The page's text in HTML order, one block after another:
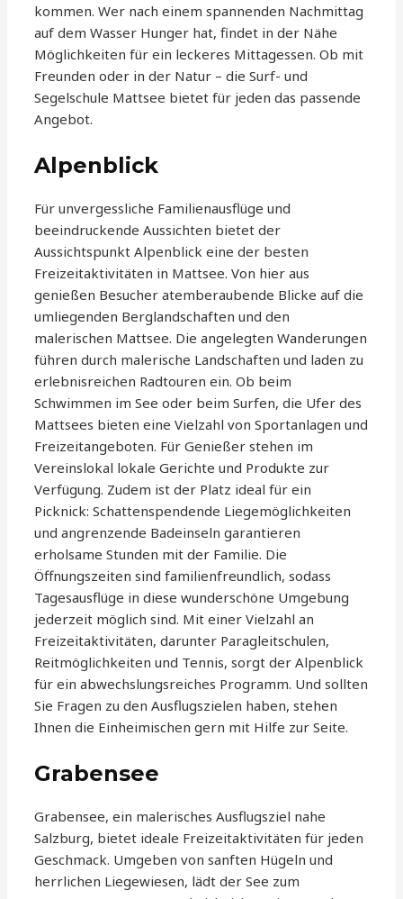
kommen. Wer nach einem spannenden Nachmittag
auf dem Wasser Hunger hat, findet in der Nähe
Möglichkeiten für ein leckeres Mittagessen. Ob mit
Freunden oder in der Natur – die Surf- und
Segelschule Mattsee bietet für jeden das passende
Angebot.
Alpenblick
Für unvergessliche Familienausflüge und
beeindruckende Aussichten bietet der
Aussichtspunkt Alpenblick eine der besten
Freizeitaktivitäten in Mattsee. Von hier aus
genießen Besucher atemberaubende Blicke auf die
umliegenden Berglandschaften und den
malerischen Mattsee. Die angelegten Wanderungen
führen durch malerische Landschaften und laden zu
erlebnisreichen Radtouren ein. Ob beim
Schwimmen im See oder beim Surfen, die Ufer des
Mattsees bieten eine Vielzahl von Sportanlagen und
Freizeitangeboten. Für Genießer stehen im
Vereinslokal lokale Gerichte und Produkte zur
Verfügung. Zudem ist der Platz ideal für ein
Picknick: Schattenspendende Liegemöglichkeiten
und angrenzende Badeinseln garantieren
erholsame Stunden mit der Familie. Die
Öffnungszeiten sind familienfreundlich, sodass
Tagesausflüge in diese wunderschöne Umgebung
jederzeit möglich sind. Mit einer Vielzahl an
Freizeitaktivitäten, darunter Paragleitschulen,
Reitmöglichkeiten und Tennis, sorgt der Alpenblick
für ein abwechslungsreiches Programm. Und sollten
Sie Fragen zu den Ausflugszielen haben, stehen
Ihnen die Einheimischen gern mit Hilfe zur Seite.
Grabensee
Grabensee, ein malerisches Ausflugsziel nahe
Salzburg, bietet ideale Freizeitaktivitäten für jeden
Geschmack. Umgeben von sanften Hügeln und
herrlichen Liegewiesen, lädt der See zum